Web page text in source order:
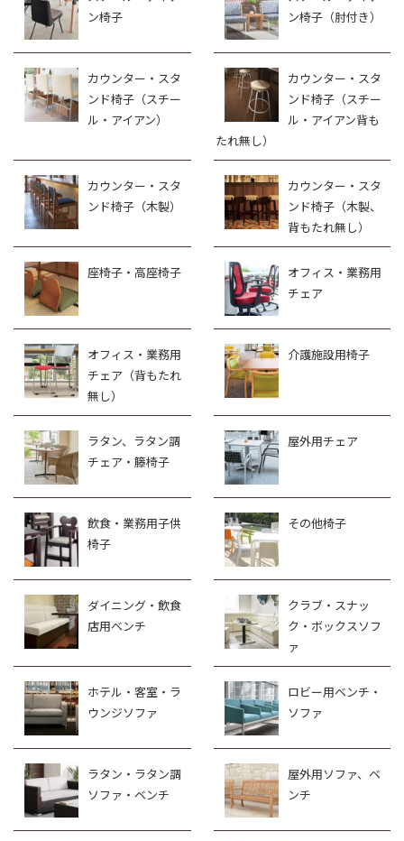
ン椅子
ン椅子（肘付き）
カウンター・スタ
ンド椅子（スチー
ル・アイアン）
カウンター・スタ
ンド椅子（スチー
ル・アイアン背も
たれ無し）
カウンター・スタ
ンド椅子（木製）
カウンター・スタ
ンド椅子（木製、
背もたれ無し）
座椅子・高座椅子
オフィス・業務用
チェア
オフィス・業務用
チェア（背もたれ
無し）
介護施設用椅子
ラタン、ラタン調
チェア・籐椅子
屋外用チェア
飲食・業務用子供
椅子
その他椅子
ダイニング・飲食
店用ベンチ
クラブ・スナッ
ク・ボックスソフ
ァ
ホテル・客室・ラ
ウンジソファ
ロビー用ベンチ・
ソファ
ラタン・ラタン調
ソファ・ベンチ
屋外用ソファ、ベ
ンチ